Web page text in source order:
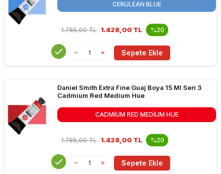
CERULEAN BLUE
1.785,00TL 1.428,00 TL %20
Sepete Ekle
Daniel Smith Extra Fine Guaj Boya 15 Ml Seri 3
Cadmium Red Medium Hue
CADMIUM RED MEDIUM HUE
1.785,00TL 1.428,00 TL %20
Sepete Ekle